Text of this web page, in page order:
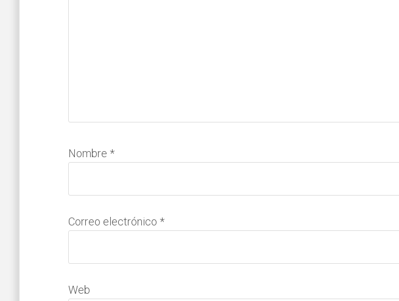
Nombre *
Correo electrónico *
Web